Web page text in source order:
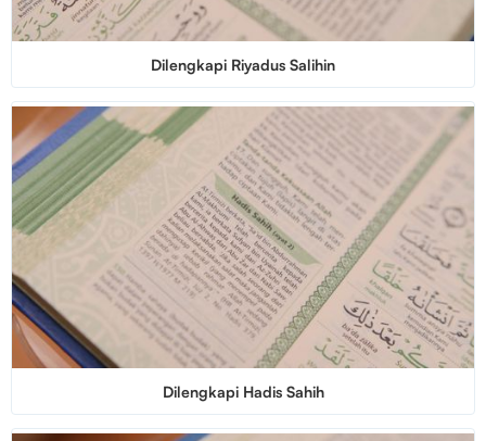
Dilengkapi Riyadus Salihin
Dilengkapi Hadis Sahih